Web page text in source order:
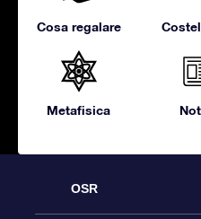
Cosa regalare
Metafisica
OSR